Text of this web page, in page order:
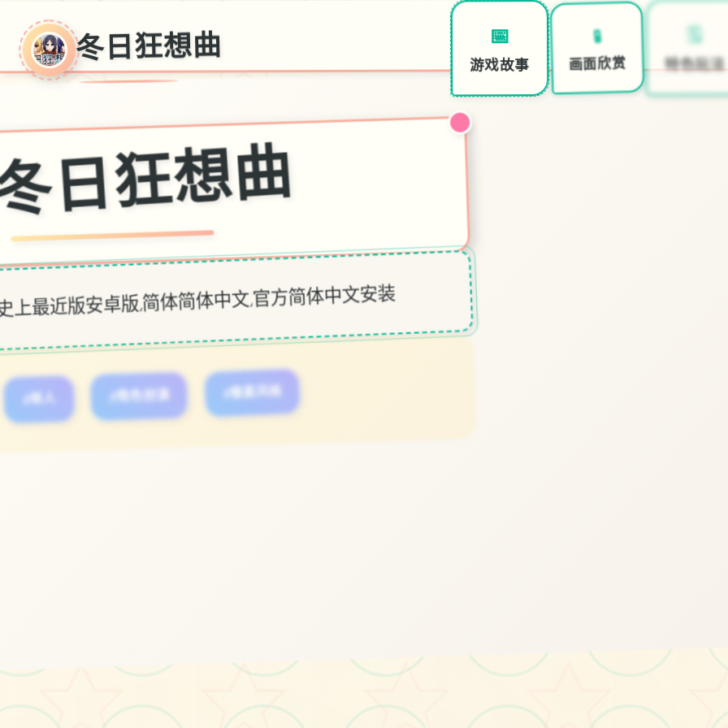
冬日狂想曲 📅
游戏故事
🧪
画面欣赏
🗓️
特色玩法
冬日狂想曲
史上最近版安卓版,简体简体中文,官方简体中文安装
#单人 #角色扮演 #像素风格